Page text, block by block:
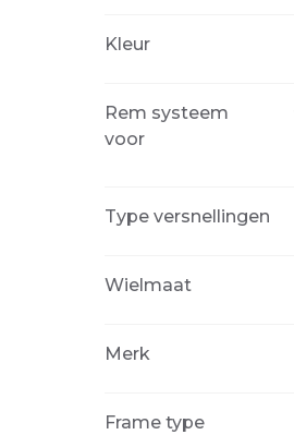
Kleur
Rem systeem
voor
Type versnellingen
Wielmaat
Merk
Frame type